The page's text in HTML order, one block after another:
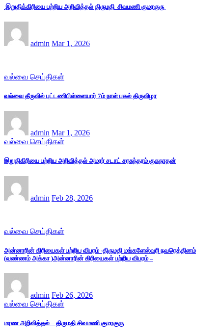
இறுதிக்கிரியை பற்றிய அறிவித்தல் திருமதி சிவமணி குமரகுரு
admin Mar 1, 2026
வல்வை செய்திகள்
வல்வை தீருவில் புட்டணிபிள்ளையார் 7ம் நாள் பகல் திருவிழா
admin Mar 1, 2026
வல்வை செய்திகள்
இறுதிகிரியை பற்றிய அறிவித்தல் அமரர் சடாட் சரசுந்தரம் குகநாதன்
admin Feb 28, 2026
வல்வை செய்திகள்
அன்னாரின் கிரியைகள் பற்றிய விபரம் -திருமதி மங்களேஸ்வரி நவரெத்தினம்
(வண்ணம் அக்கா )அன்னாரின் கிரியைகள் பற்றிய விபரம் –
admin Feb 26, 2026
வல்வை செய்திகள்
மரண அறிவித்தல் – திருமதி சிவமணி குமரகுரு